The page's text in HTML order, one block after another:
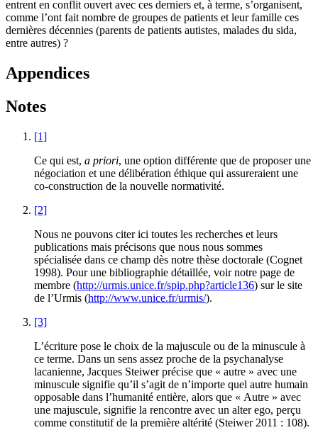
entrent en conflit ouvert avec ces derniers et, à terme, s’organisent,
comme l’ont fait nombre de groupes de patients et leur famille ces
dernières décennies (parents de patients autistes, malades du sida,
entre autres) ?
Appendices
Notes
[1]
Ce qui est, a priori, une option différente que de proposer une
négociation et une délibération éthique qui assureraient une
co-construction de la nouvelle normativité.
[2]
Nous ne pouvons citer ici toutes les recherches et leurs
publications mais précisons que nous nous sommes
spécialisée dans ce champ dès notre thèse doctorale (Cognet
1998). Pour une bibliographie détaillée, voir notre page de
membre (http://urmis.unice.fr/spip.php?article136) sur le site
de l’Urmis (http://www.unice.fr/urmis/).
[3]
L’écriture pose le choix de la majuscule ou de la minuscule à
ce terme. Dans un sens assez proche de la psychanalyse
lacanienne, Jacques Steiwer précise que « autre » avec une
minuscule signifie qu’il s’agit de n’importe quel autre humain
opposable dans l’humanité entière, alors que « Autre » avec
une majuscule, signifie la rencontre avec un alter ego, perçu
comme constitutif de la première altérité (Steiwer 2011 : 108).